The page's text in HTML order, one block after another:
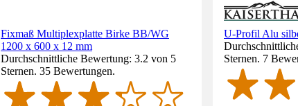
Fixmaß Multiplexplatte Birke BB/WG
1200 x 600 x 12 mm
Durchschnittliche Bewertung: 3.2 von 5
Sternen. 35 Bewertungen.
U-Profil Alu
Sternen. 7